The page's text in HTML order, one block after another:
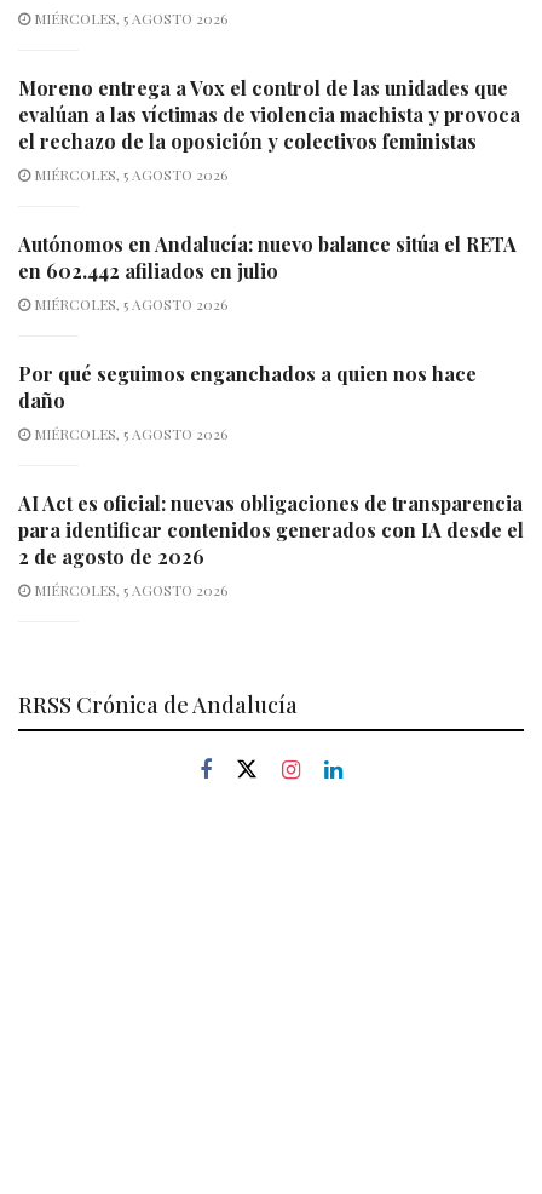
MIÉRCOLES, 5 AGOSTO 2026
Moreno entrega a Vox el control de las unidades que
evalúan a las víctimas de violencia machista y provoca
el rechazo de la oposición y colectivos feministas
MIÉRCOLES, 5 AGOSTO 2026
Autónomos en Andalucía: nuevo balance sitúa el RETA
en 602.442 afiliados en julio
MIÉRCOLES, 5 AGOSTO 2026
Por qué seguimos enganchados a quien nos hace
daño
MIÉRCOLES, 5 AGOSTO 2026
AI Act es oficial: nuevas obligaciones de transparencia
para identificar contenidos generados con IA desde el
2 de agosto de 2026
MIÉRCOLES, 5 AGOSTO 2026
RRSS Crónica de Andalucía